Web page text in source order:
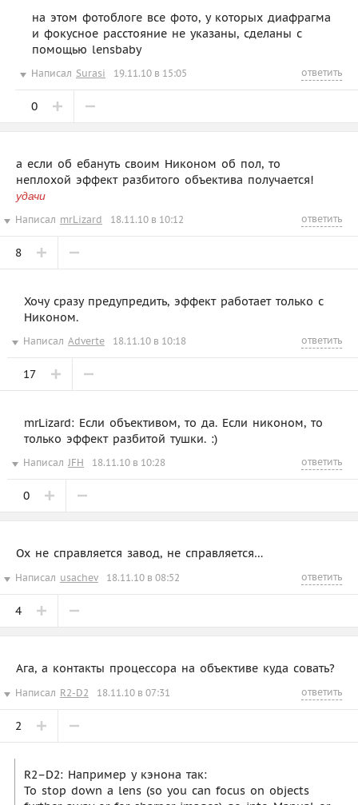
на этом фотоблоге все фото, у которых диафрагма
и фокусное расстояние не указаны, сделаны с
помощью lensbaby
Написал Surasi 19.11.10 в 15:05 ответить
0
а если об ебануть своим Никоном об пол, то
неплохой эффект разбитого объектива получается!
удачи
Написал mrLizard 18.11.10 в 10:12 ответить
8
Хочу сразу предупредить, эффект работает только с
Никоном.
Написал Adverte 18.11.10 в 10:18 ответить
17
mrLizard: Если объективом, то да. Если никоном, то
только эффект разбитой тушки. :)
Написал JFH 18.11.10 в 10:28 ответить
0
Ох не справляется завод, не справляется…
Написал usachev 18.11.10 в 08:52 ответить
4
Ага, а контакты процессора на объективе куда совать?
Написал R2-D2 18.11.10 в 07:31 ответить
2
R2–D2: Например у кэнона так:
To stop down a lens (so you can focus on objects